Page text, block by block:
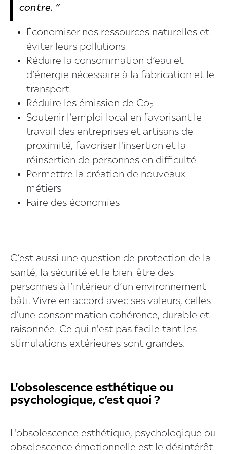
contre. “
Économiser nos ressources naturelles et
éviter leurs pollutions
Réduire la consommation d’eau et
d’énergie nécessaire à la fabrication et le
transport
Réduire les émission de Co2
Soutenir l’emploi local en favorisant le
travail des entreprises et artisans de
proximité, favoriser l'insertion et la
réinsertion de personnes en difficulté
Permettre la création de nouveaux
métiers
Faire des économies
C’est aussi une question de protection de la
santé, la sécurité et le bien-être des
personnes à l’intérieur d’un environnement
bâti. Vivre en accord avec ses valeurs, celles
d’une consommation cohérence, durable et
raisonnée. Ce qui n'est pas facile tant les
stimulations extérieures sont grandes.
L'obsolescence esthétique ou
psychologique, c’est quoi ?
L'obsolescence esthétique, psychologique ou
obsolescence émotionnelle est le désintérêt